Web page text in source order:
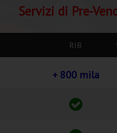
Servizi di Pre-
RIB
+ 800 mila